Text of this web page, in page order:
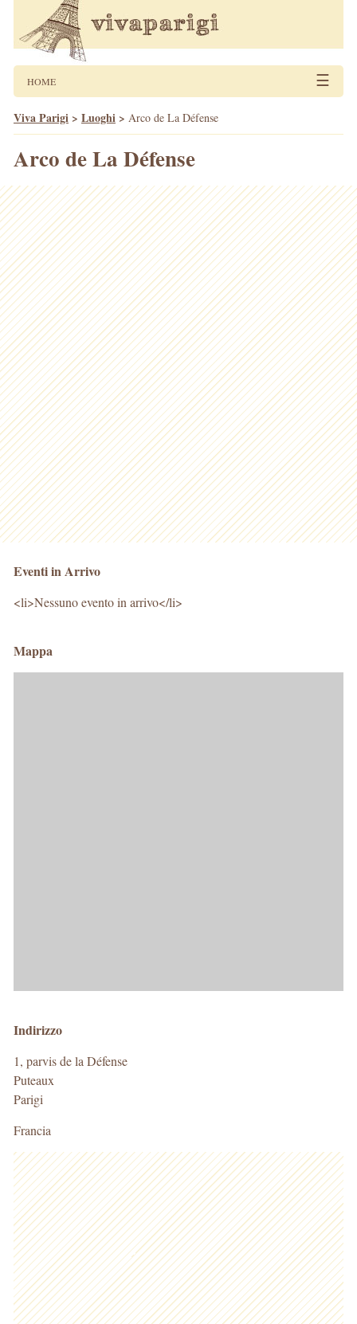
HOME ☰
Viva Parigi > Luoghi > Arco de La Défense
Arco de La Défense
Eventi in Arrivo
<li>Nessuno evento in arrivo</li>
Mappa
Indirizzo
1, parvis de la Défense
Puteaux
Parigi
Francia